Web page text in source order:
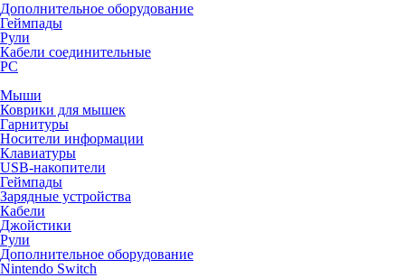
Дополнительное оборудование
Геймпады
Рули
Кабели соединительные
PC
Мыши
Коврики для мышек
Гарнитуры
Носители информации
Клавиатуры
USB-накопители
Геймпады
Зарядные устройства
Кабели
Джойстики
Рули
Дополнительное оборудование
Nintendo Switch